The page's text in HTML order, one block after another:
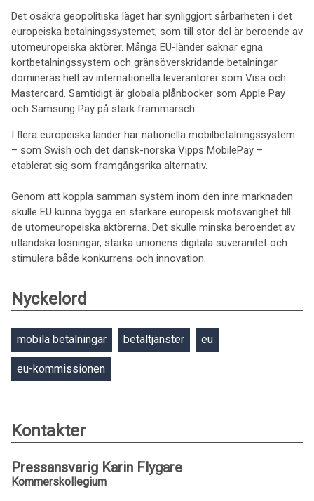
Det osäkra geopolitiska läget har synliggjort sårbarheten i det
europeiska betalningssystemet, som till stor del är beroende av
utomeuropeiska aktörer. Många EU-länder saknar egna
kortbetalningssystem och gränsöverskridande betalningar
domineras helt av internationella leverantörer som Visa och
Mastercard. Samtidigt är globala plånböcker som Apple Pay
och Samsung Pay på stark frammarsch.
I flera europeiska länder har nationella mobilbetalningssystem
– som Swish och det dansk-norska Vipps MobilePay –
etablerat sig som framgångsrika alternativ.
Genom att koppla samman system inom den inre marknaden
skulle EU kunna bygga en starkare europeisk motsvarighet till
de utomeuropeiska aktörerna. Det skulle minska beroendet av
utländska lösningar, stärka unionens digitala suveränitet och
stimulera både konkurrens och innovation.
Nyckelord
mobila betalningar betaltjänster eu
eu-kommissionen
Kontakter
Pressansvarig Karin Flygare
Kommerskollegium